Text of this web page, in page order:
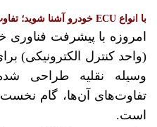
با انواع ECU خودرو آشنا شوید؛ تفاوت‌ها، کاربردها و شیوه‌های تعمیر
امروزه با پیشرفت فناوری
(واحد کنترل الکترونیکی)
وسیله نقلیه طراحی
تفاوت‌های آن‌ها، گام
است.